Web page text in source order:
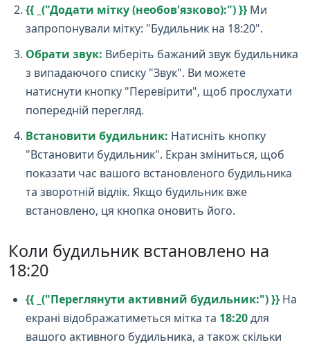
{{ _("Додати мітку (необов'язково):") }} Ми
запропонували мітку: "Будильник на 18:20".
Обрати звук: Виберіть бажаний звук будильника
з випадаючого списку "Звук". Ви можете
натиснути кнопку "Перевірити", щоб прослухати
попередній перегляд.
Встановити будильник: Натисніть кнопку
"Встановити будильник". Екран зміниться, щоб
показати час вашого встановленого будильника
та зворотній відлік. Якщо будильник вже
встановлено, ця кнопка оновить його.
Коли будильник встановлено на
18:20
{{ _("Переглянути активний будильник:") }} На
екрані відображатиметься мітка та 18:20для
вашого активного будильника, а також скільки